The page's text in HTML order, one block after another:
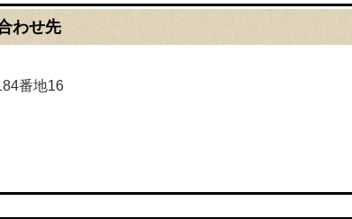
わせ先
番地16